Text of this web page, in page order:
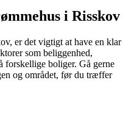
i Risskov
er det vigtigt at have en klar
som beliggenhed,
forskellige boliger. Gå gerne
og området, før du træffer